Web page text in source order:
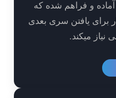
شده که
سری بعدی